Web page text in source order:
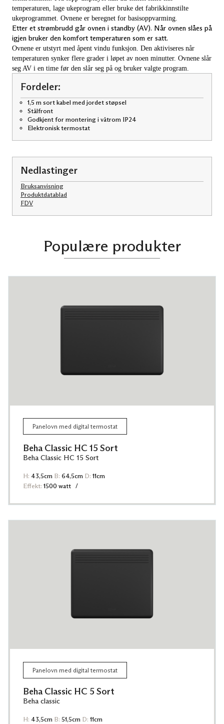
PB 10
PB 12
PB 15
LB 10
Frittstående gulvovner
Vesuv VR 1500
Hekla VT 2000
VT 620
GME 1500
Småromsovn
Teddy
Tørking
Tilleggsprodukter
GB 200
Plastføtter PF 240
Fordeler:
1,5 m sort kabel med jordet støpsel
Stålfront
Godkjent for montering i våtrom IP24
Elektronisk termostat
Nedlastinger
Bruksanvisning
Produktdatablad
FDV
temperaturen, lage ukeprogram eller bruke det fabrikkinnstilte
ukeprogrammet. Ovnene er beregnet for basisoppvarming.
Etter et strømbrudd går ovnen i standby (AV). Når ovnen slåes på
igjen bruker den komfort temperaturen som er satt.
Ovnene er utstyrt med åpent vindu funksjon. Den aktiviseres når
temperaturen synker flere grader i løpet av noen minutter. Ovnene slår
seg AV i en time før den slår seg på og bruker valgte program.
Populære produkter
Panelovn med digital termostat
Beha Classic HC 15 Sort
Beha Classic HC 15 Sort
H: 43,5cm B: 64,5cm D: 11cm
Effekt: 1500 watt
Panelovn med digital termostat
Beha Classic HC 5 Sort
Beha classic
H: 43,5cm B: 51,5cm D: 11cm